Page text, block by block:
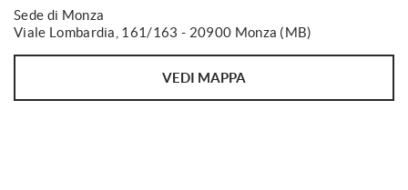
Sede di Monza
Viale Lombardia, 161/163 - 20900 Monza (MB)
VEDI MAPPA